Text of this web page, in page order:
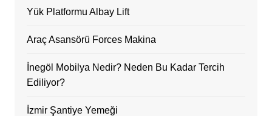
Yük Platformu Albay Lift
Araç Asansörü Forces Makina
İnegöl Mobilya Nedir? Neden Bu Kadar Tercih
Ediliyor?
İzmir Şantiye Yemeği